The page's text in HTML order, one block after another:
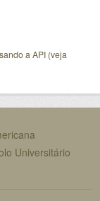
a API (veja
Universitário